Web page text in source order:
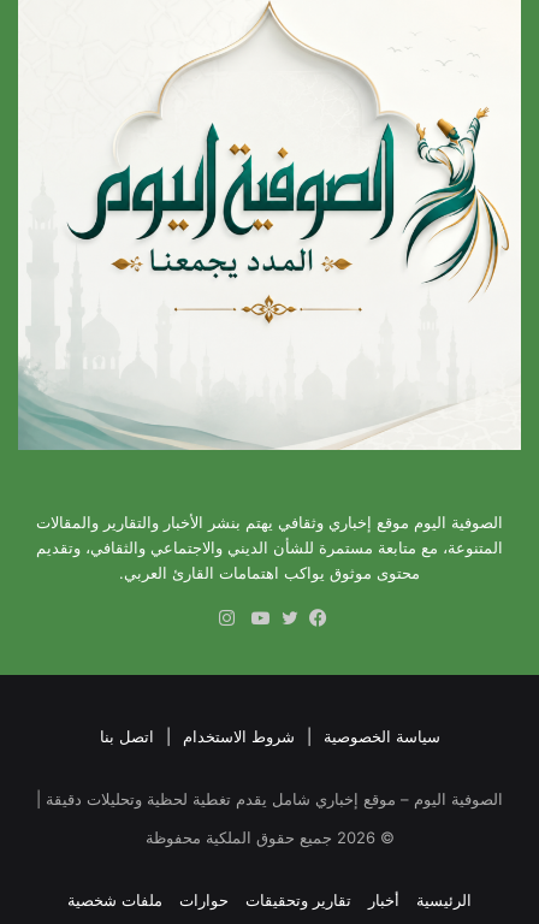
الصوفية اليوم موقع إخباري وثقافي يهتم بنشر الأخبار والتقارير والمقالات
المتنوعة، مع متابعة مستمرة للشأن الديني والاجتماعي والثقافي، وتقديم
محتوى موثوق يواكب اهتمامات القارئ العربي.
سياسة الخصوصية شروط الاستخدام اتصل بنا
الصوفية اليوم – موقع إخباري شامل يقدم تغطية لحظية وتحليلات دقيقة |
©
2026 جميع حقوق الملكية محفوظة
الرئيسية أخبار تقارير وتحقيقات حوارات ملفات شخصية